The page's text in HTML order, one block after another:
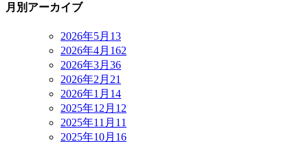
月別アーカイブ
2026年5月 13
2026年4月 162
2026年3月 36
2026年2月 21
2026年1月 14
2025年12月 12
2025年11月 11
2025年10月 16